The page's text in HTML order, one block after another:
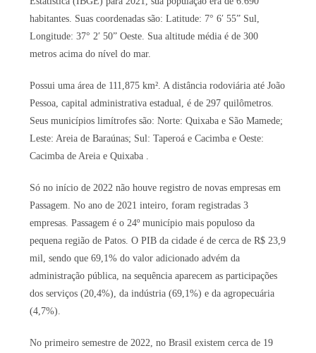
habitantes. Suas coordenadas são: Latitude: 7° 6′ 55” Sul,
Longitude: 37° 2′ 50” Oeste. Sua altitude média é de 300
metros acima do nível do mar.
Possui uma área de 111,875 km². A distância rodoviária até João
Pessoa, capital administrativa estadual, é de 297 quilômetros.
Seus municípios limítrofes são: Norte: Quixaba e São Mamede;
Leste: Areia de Baraúnas; Sul: Taperoá e Cacimba e Oeste:
Cacimba de Areia e Quixaba .
Só no início de 2022 não houve registro de novas empresas em
Passagem. No ano de 2021 inteiro, foram registradas 3
empresas. Passagem é o 24º município mais populoso da
pequena região de Patos. O PIB da cidade é de cerca de R$ 23,9
mil, sendo que 69,1% do valor adicionado advém da
administração pública, na sequência aparecem as participações
dos serviços (20,4%), da indústria (69,1%) e da agropecuária
(4,7%).
No primeiro semestre de 2022, no Brasil existem cerca de 19